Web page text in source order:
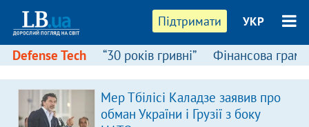
Підтримати УКР
Defense Tech “30 років гривні” Фінансова
Мер Тбілісі Каладзе заявив про
обман України і Грузії з боку